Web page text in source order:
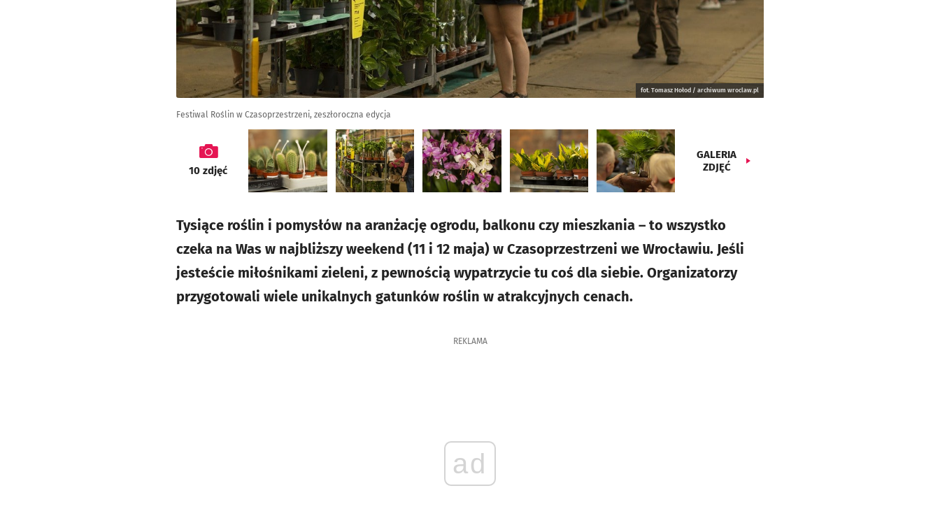
fot. Tomasz Hołod / archiwum wroclaw.pl
Festiwal Roślin w Czasoprzestrzeni, zeszłoroczna edycja
galeria
10 zdjęć
GALERIA
ZDJĘĆ
Tysiące roślin i pomysłów na aranżację ogrodu, balkonu czy mieszkania – to wszystko
czeka na Was w najbliższy weekend (11 i 12 maja) w Czasoprzestrzeni we Wrocławiu. Jeśli
jesteście miłośnikami zieleni, z pewnością wypatrzycie tu coś dla siebie. Organizatorzy
przygotowali wiele unikalnych gatunków roślin w atrakcyjnych cenach.
REKLAMA
ad